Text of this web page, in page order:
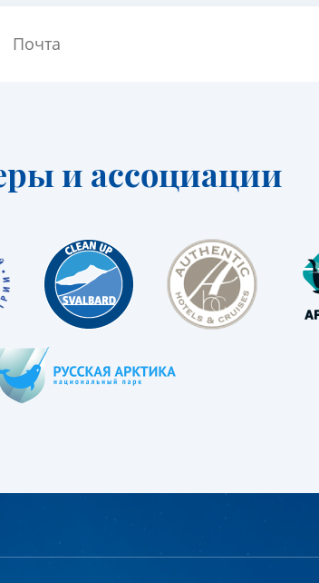
Почта
и ассоциации